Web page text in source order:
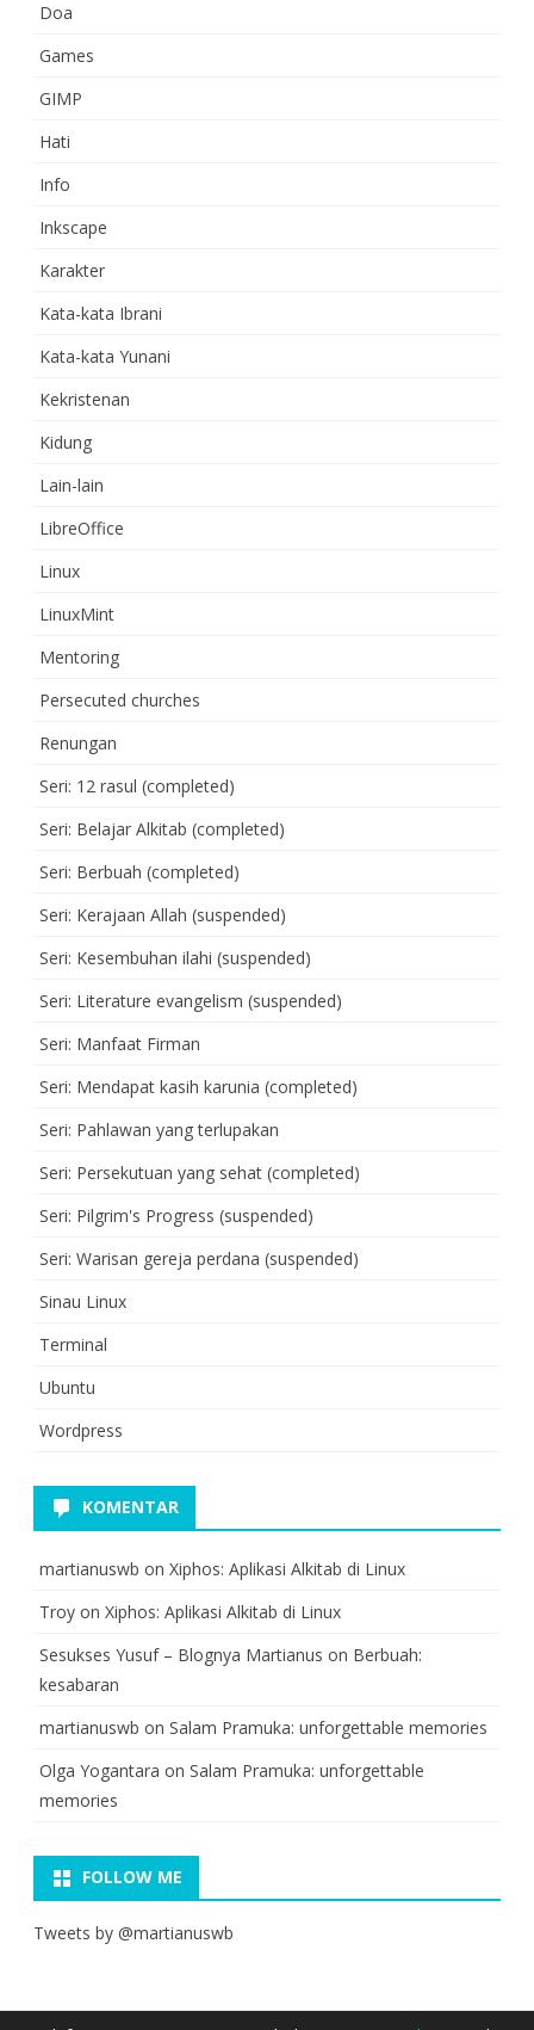
Doa
Games
GIMP
Hati
Info
Inkscape
Karakter
Kata-kata Ibrani
Kata-kata Yunani
Kekristenan
Kidung
Lain-lain
LibreOffice
Linux
LinuxMint
Mentoring
Persecuted churches
Renungan
Seri: 12 rasul (completed)
Seri: Belajar Alkitab (completed)
Seri: Berbuah (completed)
Seri: Kerajaan Allah (suspended)
Seri: Kesembuhan ilahi (suspended)
Seri: Literature evangelism (suspended)
Seri: Manfaat Firman
Seri: Mendapat kasih karunia (completed)
Seri: Pahlawan yang terlupakan
Seri: Persekutuan yang sehat (completed)
Seri: Pilgrim's Progress (suspended)
Seri: Warisan gereja perdana (suspended)
Sinau Linux
Terminal
Ubuntu
Wordpress
KOMENTAR
martianuswb on Xiphos: Aplikasi Alkitab di Linux
Troy on Xiphos: Aplikasi Alkitab di Linux
Sesukses Yusuf – Blognya Martianus on Berbuah:
kesabaran
martianuswb on Salam Pramuka: unforgettable memories
Olga Yogantara on Salam Pramuka: unforgettable
memories
FOLLOW ME
Tweets by @martianuswb